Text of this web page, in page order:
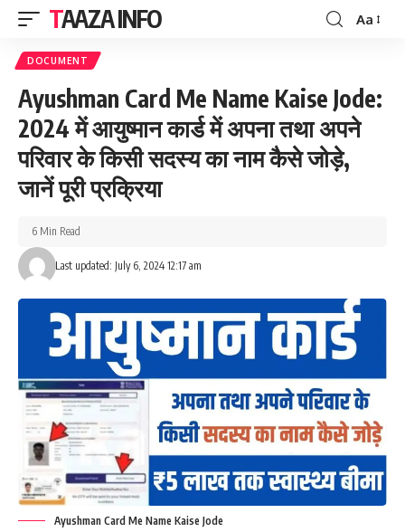
TAAZA INFO
Font
Aa
DOCUMENT
Ayushman Card Me Name Kaise Jode:
2024 में आयुष्मान कार्ड में अपना तथा अपने
परिवार के किसी सदस्य का नाम कैसे जोड़े,
जानें पूरी प्रक्रिया
Last updated: July 6, 2024 12:17 am
6 Min Read
Ayushman Card Me Name Kaise Jode